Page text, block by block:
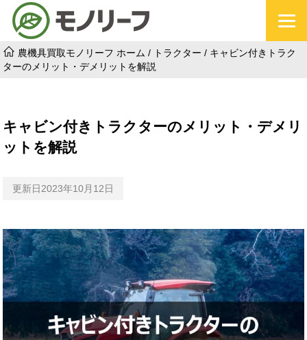
農機具買取モノリーフ ホーム / トラクター / キャビン付きトラク
ターのメリット・デメリットを解説
キャビン付きトラクターのメリット・デメリ
ットを解説
更新日2023年10月12日